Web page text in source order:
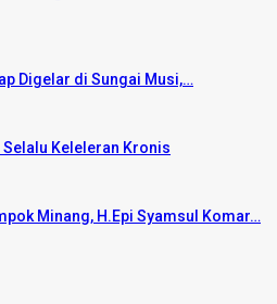
Digelar di Sungai Musi,…
Keleleran Kronis
Minang, H.Epi Syamsul Komar…